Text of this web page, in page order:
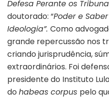
Defesa Perante os
doutorado: “Poder e
Ideologia”. Como
grande repercussão nos
criando jurisprudência,
extraordinários. Foi
presidente do Instituto
do habeas corpus pelo